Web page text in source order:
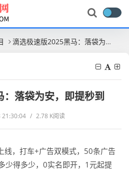
滴选极速版2025黑马：落袋为安，即提秒到
：落袋为安，即提秒到
21:30:04 / 2.78 K阅读
，打车+广告双模式，50条广告
少得多少，0实名即开，1元起提